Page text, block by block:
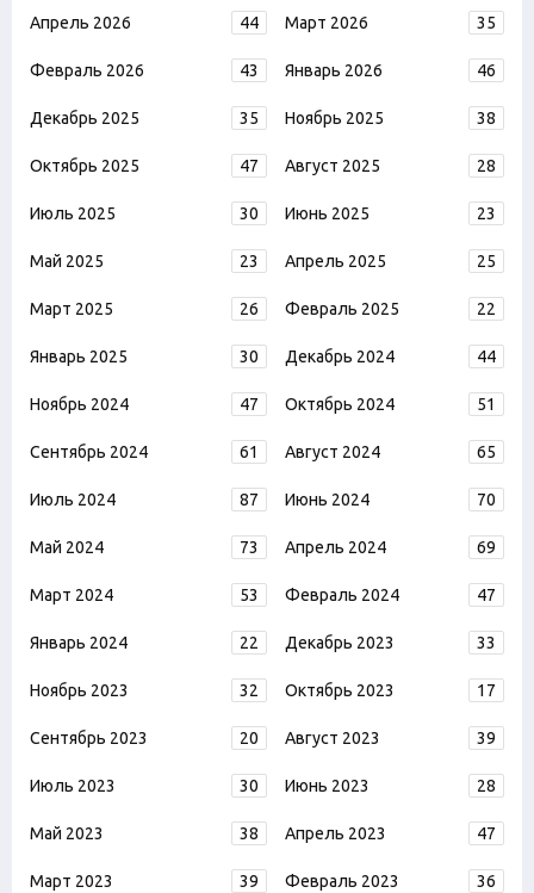
Апрель 2026 44 Март 2026 35
Февраль 2026 43 Январь 2026 46
Декабрь 2025 35 Ноябрь 2025 38
Октябрь 2025 47 Август 2025 28
Июль 2025 30 Июнь 2025 23
Май 2025 23 Апрель 2025 25
Март 2025 26 Февраль 2025 22
Январь 2025 30 Декабрь 2024 44
Ноябрь 2024 47 Октябрь 2024 51
Сентябрь 2024 61 Август 2024 65
Июль 2024 87 Июнь 2024 70
Май 2024 73 Апрель 2024 69
Март 2024 53 Февраль 2024 47
Январь 2024 22 Декабрь 2023 33
Ноябрь 2023 32 Октябрь 2023 17
Сентябрь 2023 20 Август 2023 39
Июль 2023 30 Июнь 2023 28
Май 2023 38 Апрель 2023 47
Март 2023 39 Февраль 2023 36